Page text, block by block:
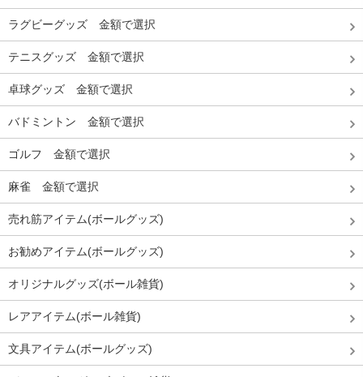
ラグビーグッズ 金額で選択
テニスグッズ 金額で選択
卓球グッズ 金額で選択
バドミントン 金額で選択
ゴルフ 金額で選択
麻雀 金額で選択
売れ筋アイテム(ボールグッズ)
お勧めアイテム(ボールグッズ)
オリジナルグッズ(ボール雑貨)
レアアイテム(ボール雑貨)
文具アイテム(ボールグッズ)